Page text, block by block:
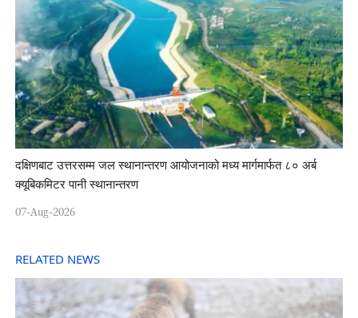
दक्षिणबाट उत्तरसम्म जल स्थानान्तरण आयोजनाको मध्य मार्गमार्फत ८० अर्ब
क्यूबिकमिटर पानी स्थानान्तरण
07-Aug-2026
RELATED NEWS